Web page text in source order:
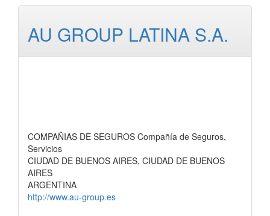
AU GROUP LATINA S.A.
COMPAÑIAS DE SEGUROS Compañía de Seguros,
Servicios
CIUDAD DE BUENOS AIRES, CIUDAD DE BUENOS
AIRES
ARGENTINA
http://www.au-group.es